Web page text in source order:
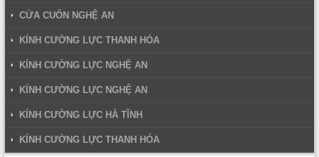
CỬA CUỐN NGHỆ AN
KÍNH CƯỜNG LỰC THANH HÓA
KÍNH CƯỜNG LỰC NGHỆ AN
KÍNH CƯỜNG LỰC NGHỆ AN
KÍNH CƯỜNG LỰC HÀ TĨNH
KÍNH CƯỜNG LỰC THANH HÓA